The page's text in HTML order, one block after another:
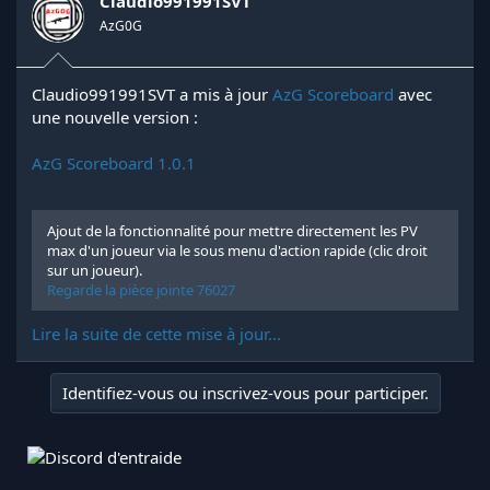
AzG0G
Claudio991991SVT a mis à jour AzG Scoreboard avec
une nouvelle version :
AzG Scoreboard 1.0.1
Ajout de la fonctionnalité pour mettre directement les PV
max d'un joueur via le sous menu d'action rapide (clic droit
sur un joueur).
Regarde la pièce jointe 76027
Lire la suite de cette mise à jour...
Identifiez-vous ou inscrivez-vous pour participer.